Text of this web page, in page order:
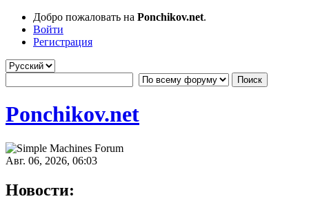
Добро пожаловать на Ponchikov.net.
Войти
Регистрация
Ponchikov.net
Авг. 06, 2026, 06:03
Новости: